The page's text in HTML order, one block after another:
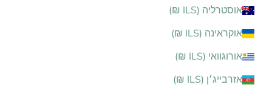
אוסטרליה (ILS ₪)
אוקראינה (ILS ₪)
אורוגוואי (ILS ₪)
אזרבייג׳ן (ILS ₪)